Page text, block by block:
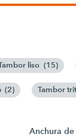
liso (15)
(2) Tambor
Anchura